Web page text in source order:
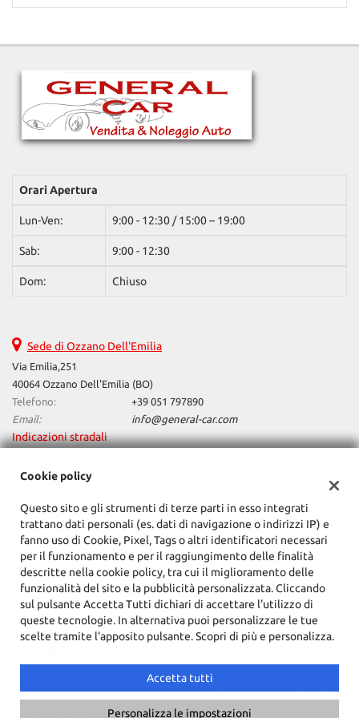
parcheggio posteriori • Servosterzo • Navigatore satellitare •
elettrici • Autoradio • Bluetooth • Boardcomputer • Cerchi in lega •
trazione • Cruise Control • ESP • Fendinebbia • Immobilizzatore
elettronico • Isofix • Limitatore di velocità • Luci diurne •
Monitoraggio pressione pneumatici • Portapacchi • Sedile
posteriore sdoppiato • Sensori di parcheggio posteriori •
Servosterzo • Specchietti laterali elettrici • Start/Stop Automatico
Orari Apertura
Lun-Ven: 9:00 - 12:30 / 15:00 – 19:00
Sab: 9:00 - 12:30
Dom: Chiuso
Sede di Ozzano Dell'Emilia
Via Emilia,251
40064 Ozzano Dell'Emilia (BO)
Telefono:
+39 051 797890
Email:
info@general-car.com
Indicazioni stradali
General Car Srl
Via Emilia,251, Ozzano Dell'Emilia (BO)
C.F/P.IVA:02162701201
Registro delle imprese:BO
Copyright © 2026 GestionaleAuto.com S.r.l., Tutti i diritti riservati -
Leggi l'informativa sulla privacy-Cookie Policy
Cookie policy
Questo sito e gli strumenti di terze parti in esso integrati
trattano dati personali (es. dati di navigazione o indirizzi IP) e
fanno uso di Cookie, Pixel, Tags o altri identificatori necessari
per il funzionamento e per il raggiungimento delle finalità
descritte nella cookie policy, tra cui il miglioramento delle
funzionalità del sito e la pubblicità personalizzata. Cliccando
sul pulsante Accetta Tutti dichiari di accettare l'utilizzo di
queste tecnologie. In alternativa puoi personalizzare le tue
scelte tramite l'apposito pulsante. Scopri di più e personalizza.
Accetta tutti
Personalizza le impostazioni